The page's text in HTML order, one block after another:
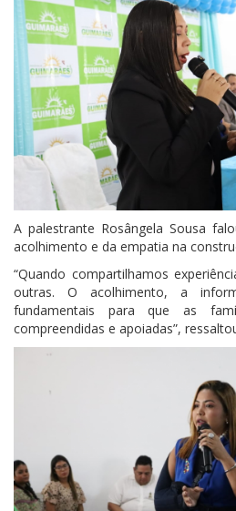
A palestrante Rosângela Sousa
acolhimento e da empatia na
“Quando compartilhamos
outras. O acolhimento, a
fundamentais para que as
compreendidas e apoiadas”,